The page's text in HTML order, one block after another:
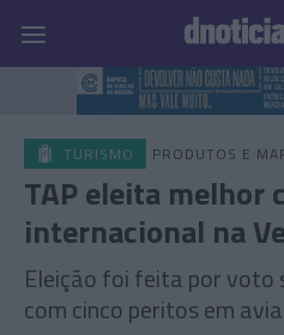
Prazeres
TURISMO PRODUTOS E
TAP eleita melhor
internacional na
Eleição foi feita por voto
com cinco peritos em